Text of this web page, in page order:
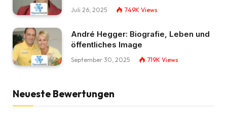
Juli 26, 2025 749K Views
André Hegger: Biografie, Leben und
öffentliches Image
September 30, 2025 719K Views
Neueste Bewertungen